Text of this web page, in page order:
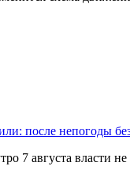
после непогоды без
7 августа власти